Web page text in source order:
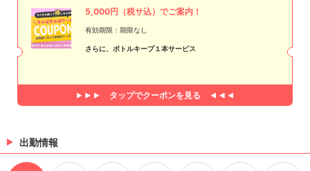
5,000円（税サ込）でご案内！
有効期限：期限なし
さらに、ボトルキープ１本サービス
タップでクーポンを見る
出勤情報